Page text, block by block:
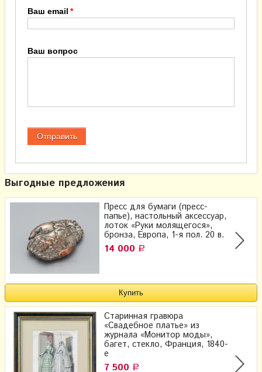
Ваш email
Ваш вопрос
Выгодные предложения
Пресс для бумаги (пресс-
папье), настольный аксессуар,
лоток «Руки молящегося»,
бронза, Европа, 1-я пол. 20 в.
14 000 Р
Старинная гравюра
«Свадебное платье» из
журнала «Монитор моды»,
багет, стекло, Франция, 1840-
е
7 500 Р